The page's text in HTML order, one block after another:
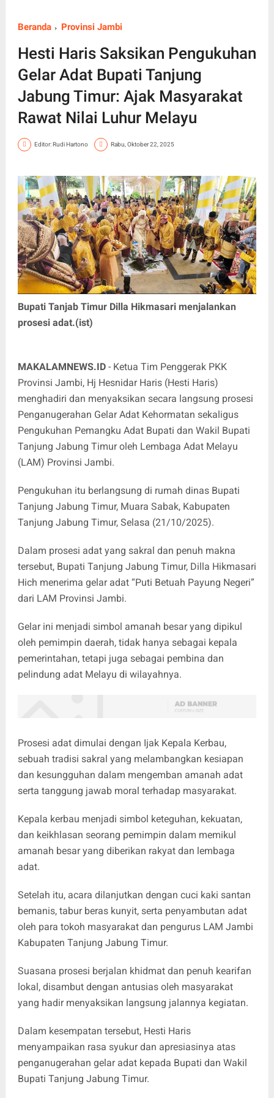
Beranda Provinsi Jambi
Hesti Haris Saksikan Pengukuhan
Gelar Adat Bupati Tanjung
Jabung Timur: Ajak Masyarakat
Rawat Nilai Luhur Melayu
Editor: Rudi Hartono Rabu, Oktober 22, 2025
Bupati Tanjab Timur Dilla Hikmasari menjalankan
prosesi adat.(ist)
MAKALAMNEWS.ID - Ketua Tim Penggerak PKK
Provinsi Jambi, Hj Hesnidar Haris (Hesti Haris)
menghadiri dan menyaksikan secara langsung prosesi
Penganugerahan Gelar Adat Kehormatan sekaligus
Pengukuhan Pemangku Adat Bupati dan Wakil Bupati
Tanjung Jabung Timur oleh Lembaga Adat Melayu
(LAM) Provinsi Jambi.
Pengukuhan itu berlangsung di rumah dinas Bupati
Tanjung Jabung Timur, Muara Sabak, Kabupaten
Tanjung Jabung Timur, Selasa (21/10/2025).
Dalam prosesi adat yang sakral dan penuh makna
tersebut, Bupati Tanjung Jabung Timur, Dilla Hikmasari
Hich menerima gelar adat “Puti Betuah Payung Negeri”
dari LAM Provinsi Jambi.
Gelar ini menjadi simbol amanah besar yang dipikul
oleh pemimpin daerah, tidak hanya sebagai kepala
pemerintahan, tetapi juga sebagai pembina dan
pelindung adat Melayu di wilayahnya.
Prosesi adat dimulai dengan Ijak Kepala Kerbau,
sebuah tradisi sakral yang melambangkan kesiapan
dan kesungguhan dalam mengemban amanah adat
serta tanggung jawab moral terhadap masyarakat.
Kepala kerbau menjadi simbol keteguhan, kekuatan,
dan keikhlasan seorang pemimpin dalam memikul
amanah besar yang diberikan rakyat dan lembaga
adat.
Setelah itu, acara dilanjutkan dengan cuci kaki santan
bemanis, tabur beras kunyit, serta penyambutan adat
oleh para tokoh masyarakat dan pengurus LAM Jambi
Kabupaten Tanjung Jabung Timur.
Suasana prosesi berjalan khidmat dan penuh kearifan
lokal, disambut dengan antusias oleh masyarakat
yang hadir menyaksikan langsung jalannya kegiatan.
Dalam kesempatan tersebut, Hesti Haris
menyampaikan rasa syukur dan apresiasinya atas
penganugerahan gelar adat kepada Bupati dan Wakil
Bupati Tanjung Jabung Timur.